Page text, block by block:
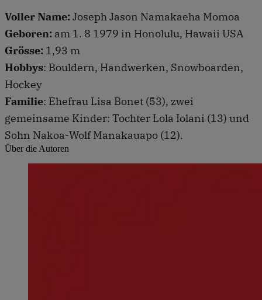
Voller Name:Joseph Jason Namakaeha Momoa
Geboren: am 1. 8 1979 in Honolulu, Hawaii USA
Grösse: 1,93 m
Hobbys: Bouldern, Handwerken, Snowboarden,
Hockey
Familie: Ehefrau Lisa Bonet (53), zwei
gemeinsame Kinder: Tochter Lola Iolani (13) und
Sohn Nakoa-Wolf Manakauapo (12).
Über die Autoren